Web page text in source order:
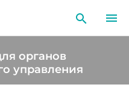
органов
управления